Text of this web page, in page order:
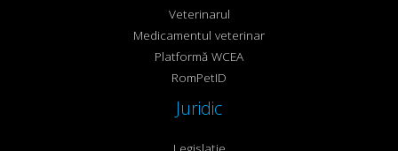
Veterinarul
Medicamentul veterinar
Platformă WCEA
RomPetID
Juridic